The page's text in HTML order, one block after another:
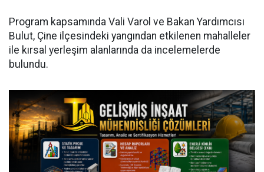
Program kapsamında Vali Varol ve Bakan Yardımcısı
Bulut, Çine ilçesindeki yangından etkilenen mahalleler
ile kırsal yerleşim alanlarında da incelemelerde
bulundu.